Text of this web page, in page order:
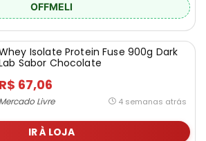
OFFMELI
Isolate Protein Fuse 900g Dark
Sabor Chocolate
R$ 67,06
Mercado Livre 4 semanas atrás
IR À LOJA